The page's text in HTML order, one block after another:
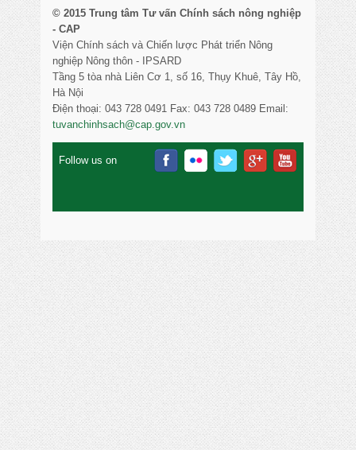
© 2015 Trung tâm Tư vấn Chính sách nông nghiệp
- CAP
Viện Chính sách và Chiến lược Phát triển Nông
nghiệp Nông thôn - IPSARD
Tầng 5 tòa nhà Liên Cơ 1, số 16, Thụy Khuê, Tây Hồ,
Hà Nội
Điện thoại: 043 728 0491 Fax: 043 728 0489 Email:
tuvanchinhsach@cap.gov.vn
Follow us on